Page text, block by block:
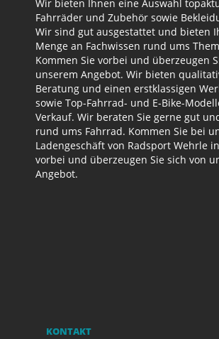
Wir bieten Ihnen eine Auswahl
Fahrräder und Zubehör sowie
Wir sind gut ausgestattet und bieten
Menge an Fachwissen rund ums
Kommen Sie vorbei und überzeugen
unserem Angebot. Wir bieten
Beratung und einen erstklassigen
sowie Top-Fahrrad- und E-Bike-
Verkauf. Wir beraten Sie gerne gut
rund ums Fahrrad. Kommen Sie bei
Ladengeschäft von Radsport Wehrle
vorbei und überzeugen Sie sich von
Angebot.
KONTAKT